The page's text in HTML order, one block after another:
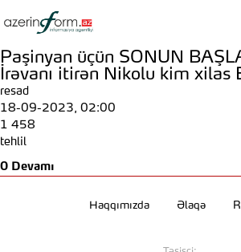
Paşinyan üçün SONUN
İrəvanı itirən Nikolu kim xilas
resad
18-09-2023, 02:00
1 458
tehlil
0 Devamı
Haqqımızda Əlaqə